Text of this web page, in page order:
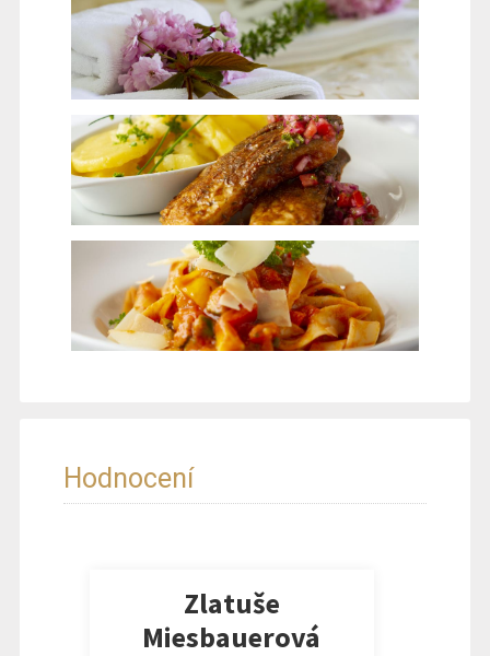
Hodnocení
Zlatuše
Miesbauerová